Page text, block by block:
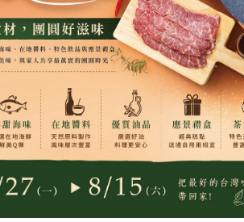
冷藏保鮮)
頭部，經冷水與溫水浸泡後重壓使水份排
保留脆筍鹹度，可煮脆筍雞湯，排骨湯。
除去鹽份，可炒豆皮、木耳、肉絲、辣豆
: 1-007-912001
際驗證股份有限公司
RPET 食譜 減硝酸鹽 雞蛋